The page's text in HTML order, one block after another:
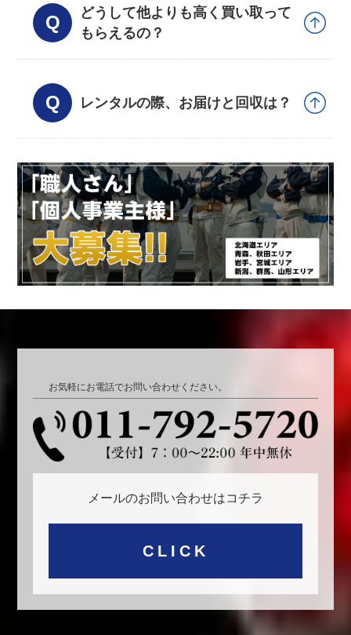
どうして他よりも高く買い取って
もらえるの？
レンタルの際、お届けと回収は？
お気軽にお電話でお問い合わせください。
メールのお問い合わせはコチラ
CLICK